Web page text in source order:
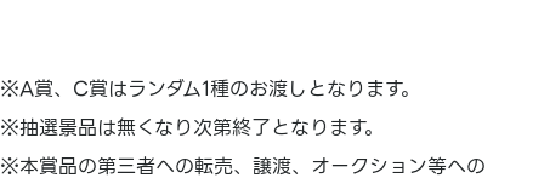
※A賞、C賞はランダム1種のお渡しとなります。
※抽選景品は無くなり次第終了となります。
※本賞品の第三者への転売、譲渡、オークション等への